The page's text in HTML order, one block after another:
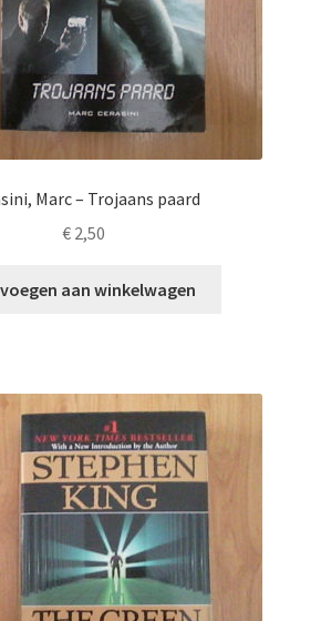
Marc – Trojaans paard
€2,50
aan winkelwagen